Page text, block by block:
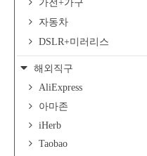
가전+가구
자동차
DSLR+미러리스
해외직구
AliExpress
아마존
iHerb
Taobao